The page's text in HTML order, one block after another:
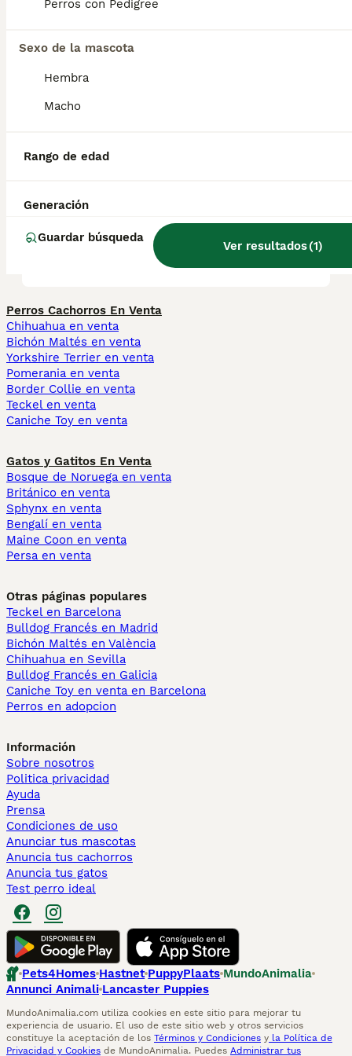
Perros con Pedigree
Sexo de la mascota
Hembra
Macho
Rango de edad
Generación
Guardar búsqueda
Ver resultados(1)
¿Los perros de montaña de
los Pirineos son buenas
¿Cuánto cuesta un Perro de
¿Qué es el Perro de Montaña
de los Pirineos?
Perros Cachorros En Venta
Chihuahua en venta
Bichón Maltés en venta
Yorkshire Terrier en venta
Pomerania en venta
Border Collie en venta
Teckel en venta
Caniche Toy en venta
Gatos y Gatitos En Venta
Bosque de Noruega en venta
Británico en venta
Sphynx en venta
Bengalí en venta
Maine Coon en venta
Persa en venta
Otras páginas populares
Teckel en Barcelona
Bulldog Francés en Madrid
Bichón Maltés en València
Chihuahua en Sevilla
Bulldog Francés en Galicia
Caniche Toy en venta en Barcelona
Perros en adopcion
Información
Sobre nosotros
Politica privacidad
Ayuda
Prensa
Condiciones de uso
Anunciar tus mascotas
Anuncia tus cachorros
Anuncia tus gatos
Test perro ideal
Pets4Homes Hastnet PuppyPlaats MundoAnimalia
Annunci Animali Lancaster Puppies
MundoAnimalia.com utiliza cookies en este sitio para mejorar tu
experiencia de usuario. El uso de este sitio web y otros servicios
constituye la aceptación de los Términos y Condiciones y la Política de
Privacidad y Cookies de MundoAnimalia. Puedes Administrar tus